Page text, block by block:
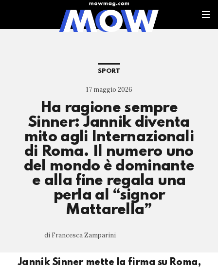
SPORT
17 maggio 2026
Ha ragione sempre
Sinner: Jannik diventa
mito agli Internazionali
di Roma. Il numero uno
del mondo è dominante
e alla fine regala una
perla al “signor
Mattarella”
di Francesca Zamparini
Jannik Sinner mette la firma su Roma,